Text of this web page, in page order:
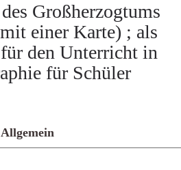
Großherzogtums
einer Karte) ; als
den Unterricht in
für Schüler
Allgemein